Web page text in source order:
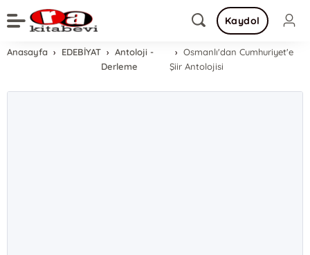
Kaydol
Anasayfa EDEBİYAT
Antoloji -
Derleme
Osmanlı'dan Cumhuriyet'e
Şiir Antolojisi